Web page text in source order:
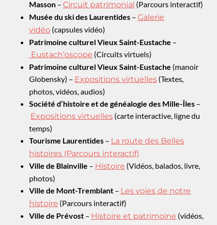
Masson – Circuit patrimonial (Parcours interactif)
Musée du ski des Laurentides – Galerie
vidéo (capsules vidéo)
Patrimoine culturel Vieux Saint-Eustache –
Eustach’oscope (Circuits virtuels)
Patrimoine culturel Vieux Saint-Eustache (manoir
Globensky) – Expositions virtuelles (Textes,
photos, vidéos, audios)
Société d’histoire et de généalogie des Mille-Îles –
Expositions virtuelles (carte interactive, ligne du
temps)
Tourisme Laurentides – La route des Belles
histoires (Parcours interactif)
Ville de Blainville – Histoire (Vidéos, balados, livre,
photos)
Ville de Mont-Tremblant – Les voies de notre
histoire (Parcours interactif)
Ville de Prévost – Histoire et patrimoine (vidéos,